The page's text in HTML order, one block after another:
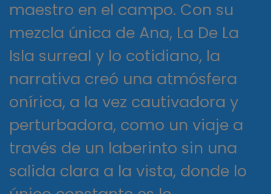
maestro en el campo. Con su
mezcla única de Ana, La De La
Isla surreal y lo cotidiano, la
narrativa creó una atmósfera
onírica, a la vez cautivadora y
perturbadora, como un viaje a
través de un laberinto sin una
salida clara a la vista, donde lo